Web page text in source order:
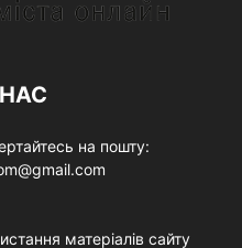
на пошту:
матеріалів сайту